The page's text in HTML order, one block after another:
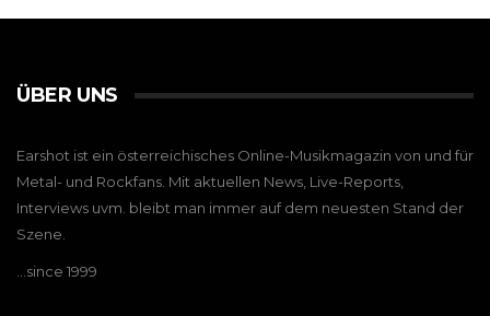
ÜBER UNS
Earshot ist ein österreichisches Online-Musikmagazin von und für
Metal- und Rockfans. Mit aktuellen News, Live-Reports,
Interviews uvm. bleibt man immer auf dem neuesten Stand der
Szene.
…since 1999